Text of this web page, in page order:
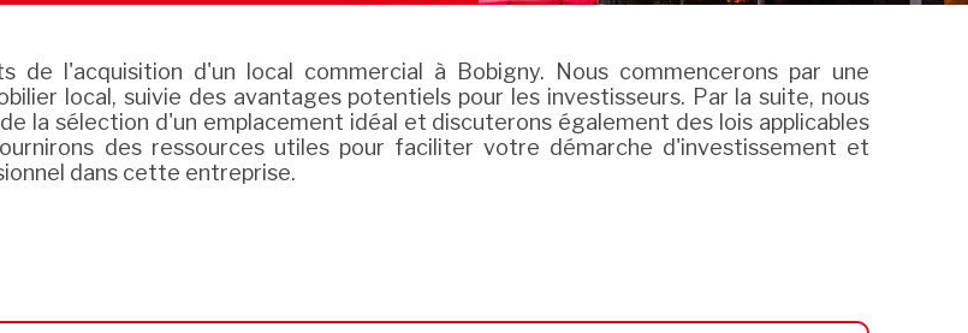
de l'acquisition d'un local commercial à Bobigny. Nous commencerons par une
local, suivie des avantages potentiels pour les investisseurs. Par la suite, nous
la sélection d'un emplacement idéal et discuterons également des lois applicables
des ressources utiles pour faciliter votre démarche d'investissement et
dans cette entreprise.